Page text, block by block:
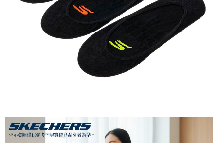
１．於結帳方式選擇「AFTEE先享後付」後，將跳轉至「AFTEE先享後付」
結帳頁面，進行簡訊認證並確認金額後，即可完成結帳。
２．訂單成立數日內，您將收到繳費通知簡訊。
３．收到繳費通知簡訊後14天內，點擊此簡訊中的連結，可透過四大超商／
ATM／網路銀行／等多元方式進行付款，方視為交易完成。
※ 請注意：結帳手續完成當下不需立刻繳費，但若您需要取消訂單，請聯絡
購買商品的店家。未經商家同意取消之訂單仍視為有效，需透過AFTEE先享
※ 交易是否成功請以「AFTEE先享後付 」之結帳頁面顯示為準，若有關於
１．透過由恩沛科技股份有限公司提供之「AFTEE先享後付」服務完成之交
易，需依本服務之必要範圍內提供個人資料，並將交易相關給付款項請求債
權轉讓予恩沛科技股份有限公司。
每筆NT$60，滿NT$1,000(含以上)免運費
萊爾富取貨付款
每筆NT$60，滿NT$1,000(含以上)免運費
每筆NT$60，滿NT$1,000(含以上)免運費
付款後7-11取貨
每筆NT$60，滿NT$1,000(含以上)免運費